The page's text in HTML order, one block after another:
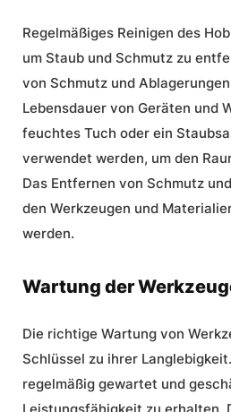
Regelmäßiges Reinigen des
um Staub und Schmutz zu
von Schmutz und
Lebensdauer von Geräten und
feuchtes Tuch oder ein
verwendet werden, um den
Das Entfernen von Schmutz
den Werkzeugen und
werden.
Wartung der
Die richtige Wartung von
Schlüssel zu ihrer
regelmäßig gewartet und